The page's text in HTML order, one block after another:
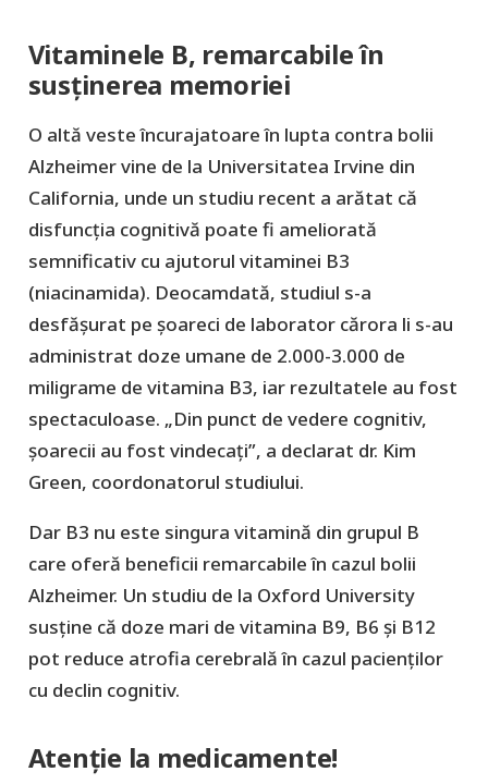
Vitaminele B, remarcabile în
susținerea memoriei
O altă veste încurajatoare în lupta contra bolii
Alzheimer vine de la Universitatea Irvine din
California, unde un studiu recent a arătat că
disfuncția cognitivă poate fi ameliorată
semnificativ cu ajutorul vitaminei B3
(niacinamida). Deocamdată, studiul s-a
desfășurat pe șoareci de laborator cărora li s-au
administrat doze umane de 2.000-3.000 de
miligrame de vitamina B3, iar rezultatele au fost
spectaculoase. „Din punct de vedere cognitiv,
șoarecii au fost vindecați”, a declarat dr. Kim
Green, coordonatorul studiului.
Dar B3 nu este singura vitamină din grupul B
care oferă beneficii remarcabile în cazul bolii
Alzheimer. Un studiu de la Oxford University
susține că doze mari de vitamina B9, B6 și B12
pot reduce atrofia cerebrală în cazul pacienților
cu declin cognitiv.
Atenție la medicamente!